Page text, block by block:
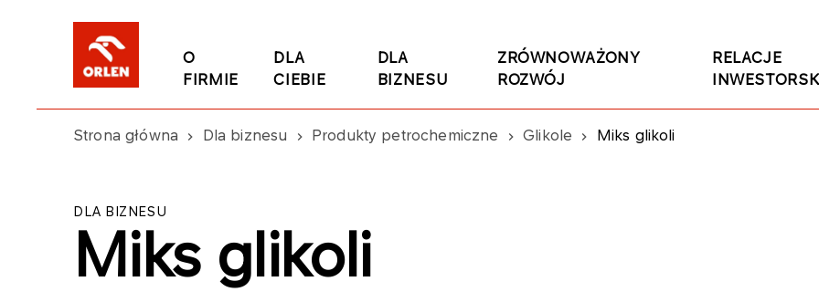
O
FIRMIE
DLA
CIEBIE
DLA
BIZNESU
ZRÓWNOWAŻONY
ROZWÓJ
RELACJE
Strona główna Dla biznesu Produkty petrochemiczne Glikole Miks glikoli
DLA BIZNESU
Miks glikoli